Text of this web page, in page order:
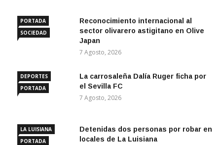
PORTADA
SOCIEDAD
Reconocimiento internacional al
sector olivarero astigitano en Olive
Japan
7 Agosto, 2026
DEPORTES
PORTADA
La carrosaleña Dalía Ruger ficha por
el Sevilla FC
7 Agosto, 2026
LA LUISIANA
PORTADA
Detenidas dos personas por robar en
locales de La Luisiana